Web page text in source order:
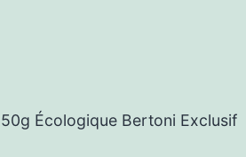
Écologique Bertoni Exclusif